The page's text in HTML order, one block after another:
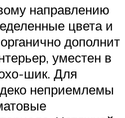
направлению
цвета и
дополнит
уместен в
шик. Для
неприемлемы